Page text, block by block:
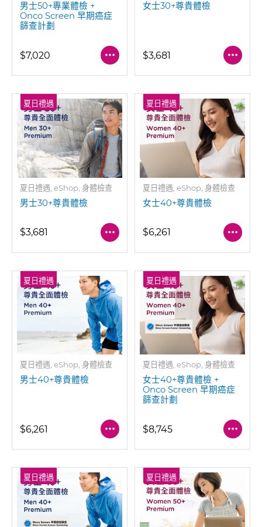
男士50+專業體檢 +
Onco Screen 早期癌症
篩查計劃
$7,020
女士30+尊貴體檢
$3,681
夏日禮遇
夏日禮遇, eShop, 身體檢查
男士30+尊貴體檢
$3,681
夏日禮遇
夏日禮遇, eShop, 身體檢查
女士40+尊貴體檢
$6,261
夏日禮遇
夏日禮遇, eShop, 身體檢查
男士40+尊貴體檢
$6,261
夏日禮遇
夏日禮遇, eShop, 身體檢查
女士40+尊貴體檢 +
Onco Screen 早期癌症
篩查計劃
$8,745
夏日禮遇 夏日禮遇